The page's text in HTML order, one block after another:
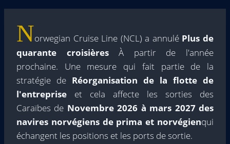
Norwegian Cruise Line (NCL) a annulé Plus de
quarante croisièresÀ partir de l'année
prochaine. Une mesure qui fait partie de la
stratégie de Réorganisation de la flotte de
l'entreprise et cela affecte les sorties des
Caraïbes de Novembre 2026 à mars 2027 des
navires norvégiens de prima et norvégienqui
échangent les positions et les ports de sortie.